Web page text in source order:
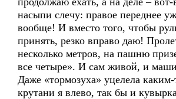
насыпи слечу: правое переднее
вообще! И вместо того, чтобы
принять, резко вправо даю!
несколько метров, на пашню
все четыре». И сам живой, и
Даже «тормозуха» уцелела
крутани я влево, так бы и